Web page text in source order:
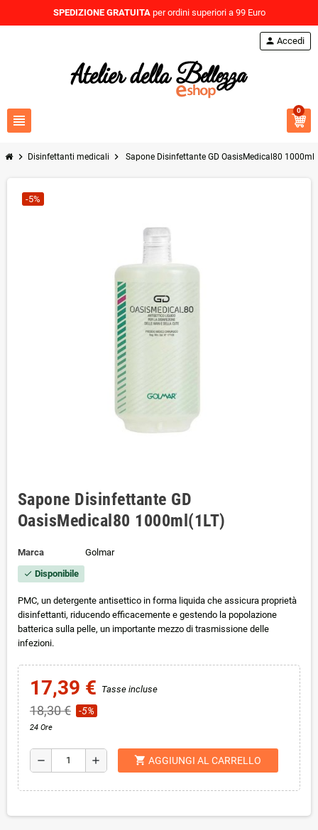
SPEDIZIONE GRATUITAper ordini superiori a 99 Euro
view_headline
person Accedi
0
chevron_right Disinfettanti medicali chevron_right Sapone Disinfettante GD OasisMedical80
-5%
Sapone Disinfettante GD
OasisMedical80 1000ml(1LT)
Marca Golmar
check Disponibile
PMC, un detergente antisettico in forma liquida che assicura proprietà
disinfettanti, riducendo efficacemente e gestendo la popolazione
batterica sulla pelle, un importante mezzo di trasmissione delle
infezioni.
17,39 € Tasse incluse
18,30 € -5%
24 Ore
remove add shopping_cart AGGIUNGI AL CARRELLO